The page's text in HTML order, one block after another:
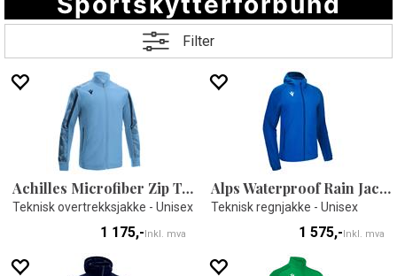
Filter
Achilles Microfiber Zip Top
Teknisk overtrekksjakke - Unisex
1 175,-Inkl. mva
Alps Waterproof Rain Jacket
Teknisk regnjakke - Unisex
1 575,-Inkl. mva